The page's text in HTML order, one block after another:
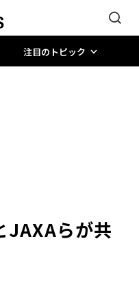
注目のトピック
JAXAらが共